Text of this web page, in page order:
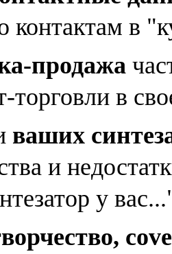
контактам в
продажа
торговли в
ваших
и
у